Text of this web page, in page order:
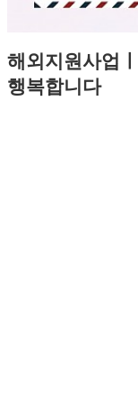
해외지원사업
행복합니다